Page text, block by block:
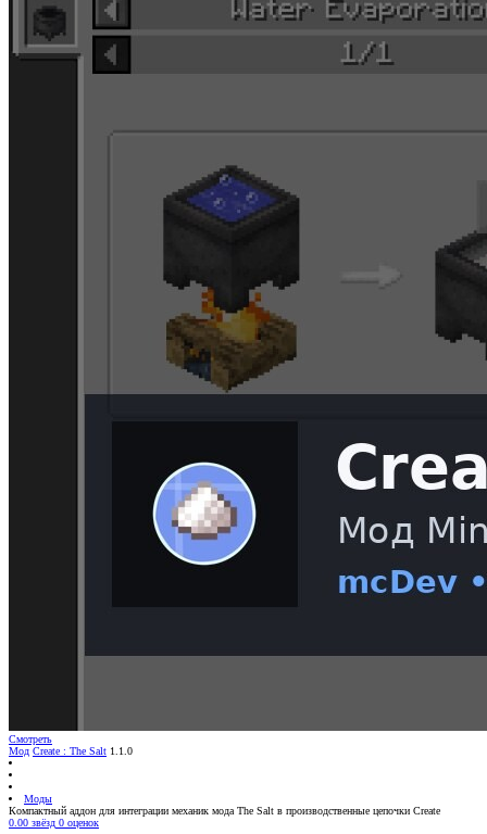
Смотреть
Мод Create : The Salt 1.1.0
Моды
Компактный аддон для интеграции механик мода The Salt в производственные цепочки Create
0.00 звёзд 0 оценок